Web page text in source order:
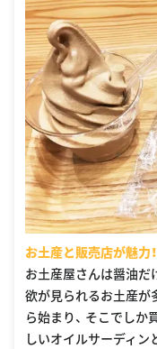
お土産と販売店が魅力！
お土産屋さんは醤油だ
欲が見られるお土産が
ら始まり、 そこでしか
しいオイルサーディ